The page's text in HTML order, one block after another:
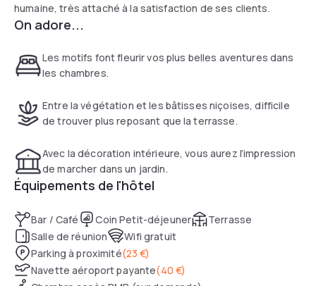
humaine, très attaché à la satisfaction de ses clients.
On adore...
Les motifs font fleurir vos plus belles aventures dans
les chambres.
Entre la végétation et les bâtisses niçoises, difficile
de trouver plus reposant que la terrasse.
Avec la décoration intérieure, vous aurez l’impression
de marcher dans un jardin.
Équipements de l'hôtel
Bar / Café Coin Petit-déjeuner
Terrasse
Salle de réunion
Wifi gratuit
Parking à proximité(23 €)
Navette aéroport payante(40 €)